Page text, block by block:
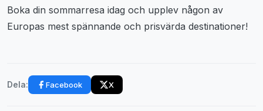
Boka din sommarresa idag och upplev någon av
Europas mest spännande och prisvärda destinationer!
Dela: Facebook X